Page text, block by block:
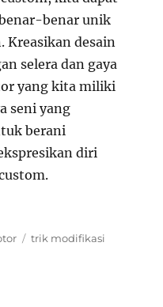
benar unik
Kreasikan desain
selera dan gaya
yang kita miliki
seni yang
berani
diri
Tags
trik modifikasi